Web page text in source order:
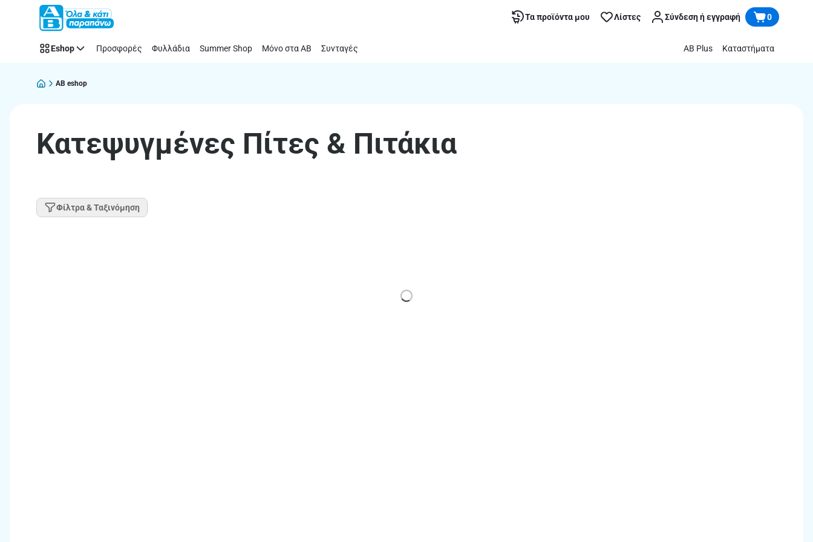
Παράλειψη Τα προϊόντα μου Λίστες Σύνδεση ή εγγραφή 0
Eshop Προσφορές Φυλλάδια Summer Shop Μόνο στα ΑΒ Συνταγές AB Plus Καταστήματα
AB eshop
Κατεψυγμένες Πίτες & Πιτάκια
Φίλτρα & Ταξινόμηση